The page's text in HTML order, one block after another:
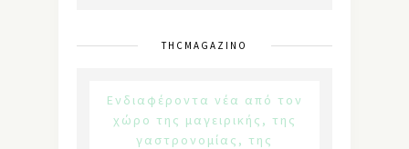
THCMAGAZINO
Ενδιαφέροντα νέα από τον
χώρο της μαγειρικής, της
γαστρονομίας, της